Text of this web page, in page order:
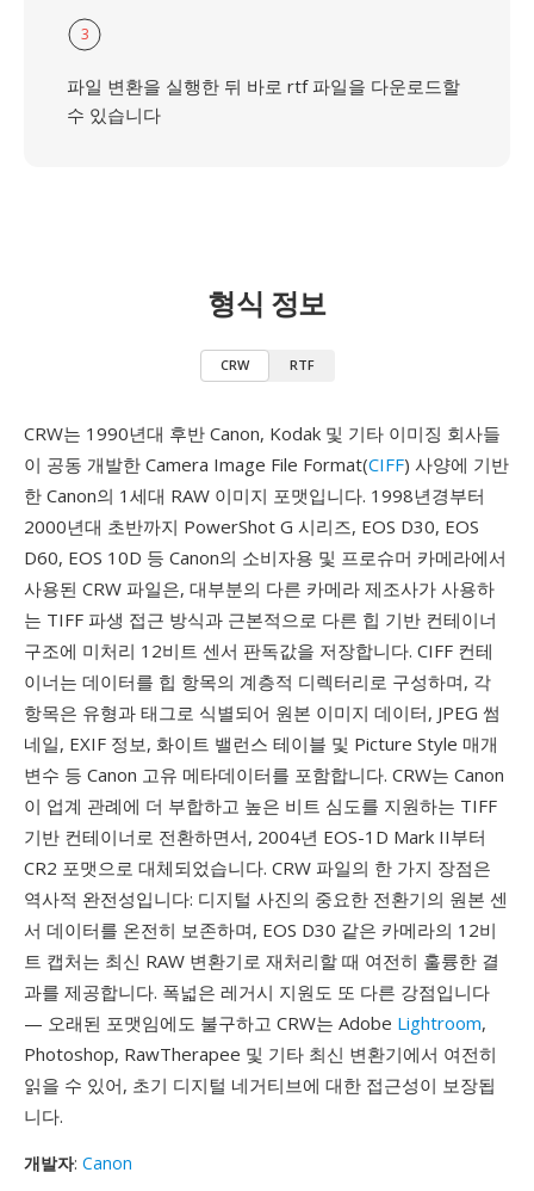
3
파일 변환을 실행한 뒤 바로 rtf 파일을 다운로드할
수 있습니다
형식 정보
CRW RTF
CRW는 1990년대 후반 Canon, Kodak 및 기타 이미징 회사들
이 공동 개발한 Camera Image File Format(CIFF) 사양에 기반
한 Canon의 1세대 RAW 이미지 포맷입니다. 1998년경부터
2000년대 초반까지 PowerShot G 시리즈, EOS D30, EOS
D60, EOS 10D 등 Canon의 소비자용 및 프로슈머 카메라에서
사용된 CRW 파일은, 대부분의 다른 카메라 제조사가 사용하
는 TIFF 파생 접근 방식과 근본적으로 다른 힙 기반 컨테이너
구조에 미처리 12비트 센서 판독값을 저장합니다. CIFF 컨테
이너는 데이터를 힙 항목의 계층적 디렉터리로 구성하며, 각
항목은 유형과 태그로 식별되어 원본 이미지 데이터, JPEG 썸
네일, EXIF 정보, 화이트 밸런스 테이블 및 Picture Style 매개
변수 등 Canon 고유 메타데이터를 포함합니다. CRW는 Canon
이 업계 관례에 더 부합하고 높은 비트 심도를 지원하는 TIFF
기반 컨테이너로 전환하면서, 2004년 EOS-1D Mark II부터
CR2 포맷으로 대체되었습니다. CRW 파일의 한 가지 장점은
역사적 완전성입니다: 디지털 사진의 중요한 전환기의 원본 센
서 데이터를 온전히 보존하며, EOS D30 같은 카메라의 12비
트 캡처는 최신 RAW 변환기로 재처리할 때 여전히 훌륭한 결
과를 제공합니다. 폭넓은 레거시 지원도 또 다른 강점입니다
— 오래된 포맷임에도 불구하고 CRW는 Adobe Lightroom,
Photoshop, RawTherapee 및 기타 최신 변환기에서 여전히
읽을 수 있어, 초기 디지털 네거티브에 대한 접근성이 보장됩
니다.
개발자: Canon